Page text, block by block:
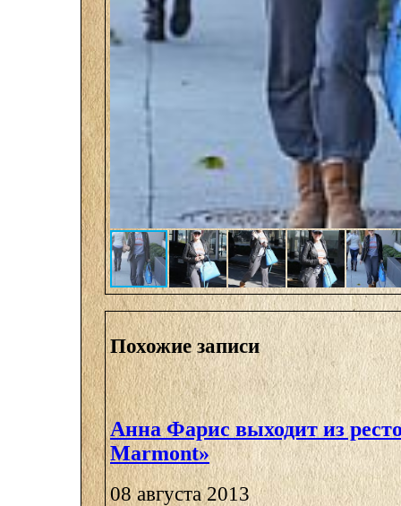
Похожие записи
Анна Фарис выходит из
Marmont»
08 августа 2013